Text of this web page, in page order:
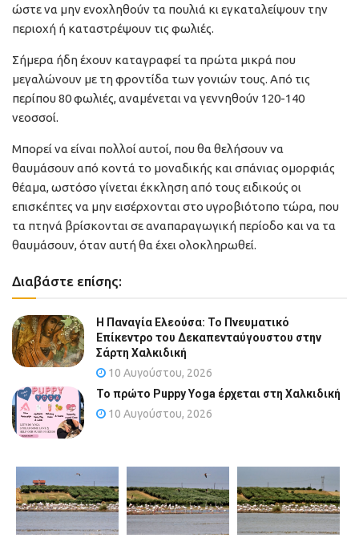
ώστε να μην ενοχληθούν τα πουλιά κι εγκαταλείψουν την
περιοχή ή καταστρέψουν τις φωλιές.
Σήμερα ήδη έχουν καταγραφεί τα πρώτα μικρά που
μεγαλώνουν με τη φροντίδα των γονιών τους. Από τις
περίπου 80 φωλιές, αναμένεται να γεννηθούν 120-140
νεοσσοί.
Μπορεί να είναι πολλοί αυτοί, που θα θελήσουν να
θαυμάσουν από κοντά το μοναδικής και σπάνιας ομορφιάς
θέαμα, ωστόσο γίνεται έκκληση από τους ειδικούς οι
επισκέπτες να μην εισέρχονται στο υγροβιότοπο τώρα, που
τα πτηνά βρίσκονται σε αναπαραγωγική περίοδο και να τα
θαυμάσουν, όταν αυτή θα έχει ολοκληρωθεί.
Διαβάστε επίσης:
Η Παναγία Ελεούσα: Το Πνευματικό
Επίκεντρο του Δεκαπενταύγουστου στην
Σάρτη Χαλκιδική
10 Αυγούστου, 2026
Το πρώτο Puppy Yoga έρχεται στη Χαλκιδική
10 Αυγούστου, 2026